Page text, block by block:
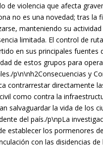
de violencia que afecta
no es una novedad; tras
manteniendo su
limitada. El control de
en sus principales
de estos grupos para
p\n\nh2Consecuencias y
contrarrestar directamente
como contra la
salvaguardar la vida de los
del país./p\npLa
establecer los pormenores
con las disidencias